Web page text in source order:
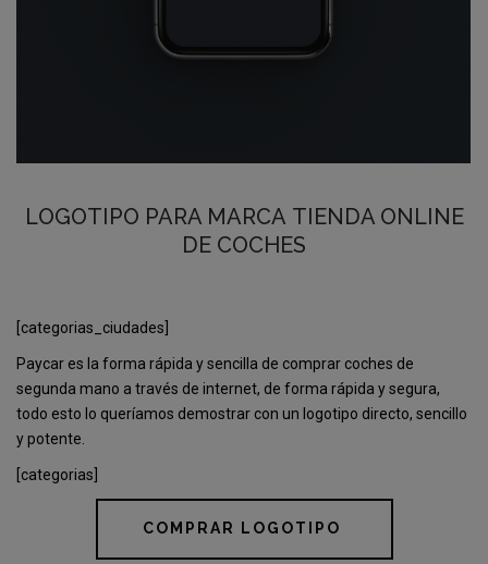
LOGOTIPO PARA MARCA TIENDA ONLINE
DE COCHES
[categorias_ciudades]
Paycar es la forma rápida y sencilla de comprar coches de
segunda mano a través de internet, de forma rápida y segura,
todo esto lo queríamos demostrar con un logotipo directo, sencillo
y potente.
[categorias]
COMPRAR LOGOTIPO